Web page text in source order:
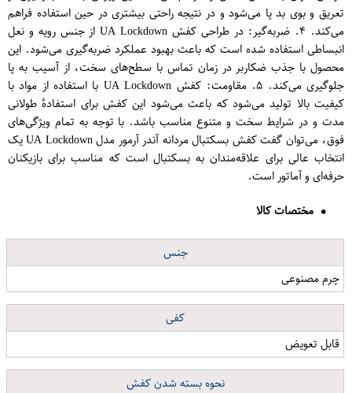
تعریق و بوی بد پا می‌شود و در نتیجه راحتی بیشتری در حین استفاده فراهم
می‌کند. ۴. ضربه‌گیر: در طراحی کفش UA Lockdown از جنس رویه و نعل
انبساطی استفاده شده است که باعث بهبود عملکرد ضربه‌گیری می‌شود. این
محصول با جذب ضکاربر در زمان تماس با سطح‌های سخت، از آسیب به پا
جلوگیری می‌کند. ۵. مقاومت: کفش UA Lockdown با استفاده از مواد با
کیفیت بالا تولید می‌شود که باعث می‌شود این کفش برای استفادهٔ طولانی
مدت و در شرایط سخت و متنوع مناسب باشد. با توجه به تمام ویژگی‌های
فوق، می‌توان گفت کفش بسکتبال مردانه آندر آرمور مدل UA Lockdown یک
انتخاب عالی برای علاقه‌مندان به بسکتبال است که مناسب برای بازیکنان
حرفه‌ای و آماتور است.
مختصات کالا
جنس
چرم مصنوعی
کفی
قابل تعویض
نحوه بسته شدن کفش